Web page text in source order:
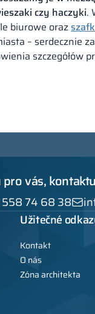
czy haczyki.
biurowe oraz
– serdecznie
szczegółów
pro vás,
74 68 38
Užitečné
Kontakt
O nás
Zóna architekta